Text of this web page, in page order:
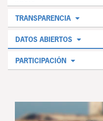
TRANSPARENCIA
DATOS ABIERTOS
PARTICIPACIÓN